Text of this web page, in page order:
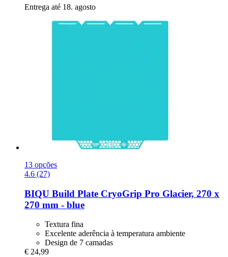
Entrega até 18. agosto
13 opções
4.6 (27)
BIQU Build Plate CryoGrip Pro Glacier, 270 x
270 mm -​ blue
Textura fina
Excelente aderência à temperatura ambiente
Design de 7 camadas
€ 24,99